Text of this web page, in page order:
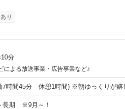
り
分
による放送事業・広告事業など♪
7時間45分 休憩1時間) ※朝ゆっくりが嬉
長期 ※9月～！